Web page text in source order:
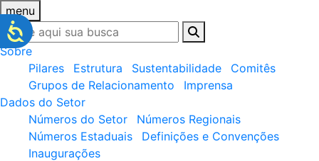
menu
Sobre
Pilares
Estrutura Sustentabilidade
Comitês
Grupos de Relacionamento
Imprensa
Dados do Setor
Números do Setor
Números Regionais
Números Estaduais
Definições e Convenções
Inaugurações